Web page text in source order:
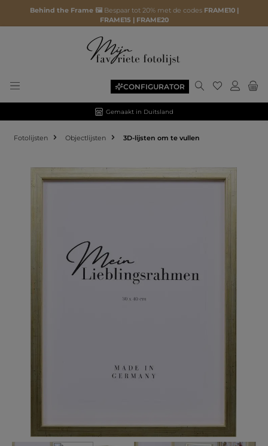
Behind the Frame 🖼️ Bespaar tot 20% met de codes FRAME10 |
FRAME15 | FRAME20
CONFIGURATOR
Gemaakt in Duitsland
Fotolijsten Objectlijsten 3D-lijsten om te vullen
Afbeeldingengalerij overslaan